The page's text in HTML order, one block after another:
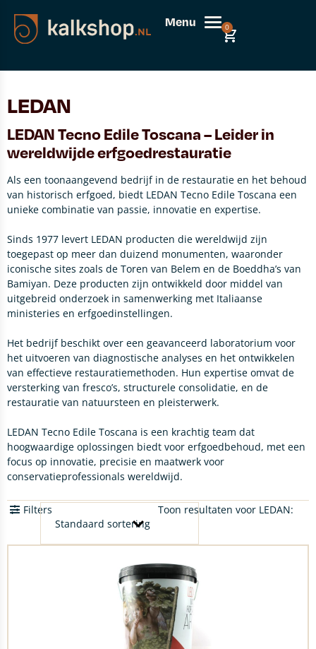
Menu 0
LEDAN
LEDAN Tecno Edile Toscana – Leider in
wereldwijde erfgoedrestauratie
Als een toonaangevend bedrijf in de restauratie en het behoud
van historisch erfgoed, biedt LEDAN Tecno Edile Toscana een
unieke combinatie van passie, innovatie en expertise.
Sinds 1977 levert LEDAN producten die wereldwijd zijn
toegepast op meer dan duizend monumenten, waaronder
iconische sites zoals de Toren van Belem en de Boeddha’s van
Bamiyan. Deze producten zijn ontwikkeld door middel van
uitgebreid onderzoek in samenwerking met Italiaanse
ministeries en erfgoedinstellingen.
Het bedrijf beschikt over een geavanceerd laboratorium voor
het uitvoeren van diagnostische analyses en het ontwikkelen
van effectieve restauratiemethoden. Hun expertise omvat de
versterking van fresco’s, structurele consolidatie, en de
restauratie van natuursteen en pleisterwerk.
LEDAN Tecno Edile Toscana is een krachtig team dat
hoogwaardige oplossingen biedt voor erfgoedbehoud, met een
focus op innovatie, precisie en maatwerk voor
conservatieprofessionals wereldwijd.
Toon resultaten voor LEDAN:
Filters